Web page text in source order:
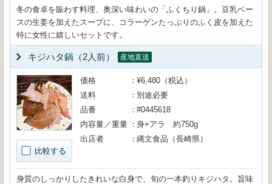
冬の食卓を賑わす料理、奥深い味わいの「ふくちり鍋」。豆乳ベー
スの生姜を加えたスープに、コラーゲンたっぷりのふく皮を加えた
特に女性に嬉しいセットです。
キジハタ鍋（2人前） 産地直送
比較する
価格
¥6,480（税込）
送料
別途必要
品番
#0445618
内容量／重量
身+アラ 約750g
出店者
縄文食品（長崎県）
身質のしっかりしたきれいな白身で、旬の一本釣りキジハタ。旨味